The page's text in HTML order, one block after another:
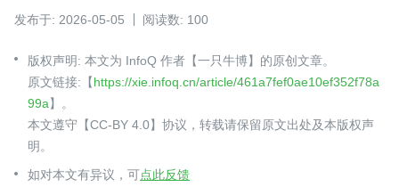
发布于: 2026-05-05 阅读数: 100
版权声明: 本文为 InfoQ 作者【一只牛博】的原创文章。
原文链接:【https://xie.infoq.cn/article/461a7fef0ae10ef352f78a
99a】。
本文遵守【CC-BY 4.0】协议，转载请保留原文出处及本版权声
明。
如对本文有异议，可点此反馈